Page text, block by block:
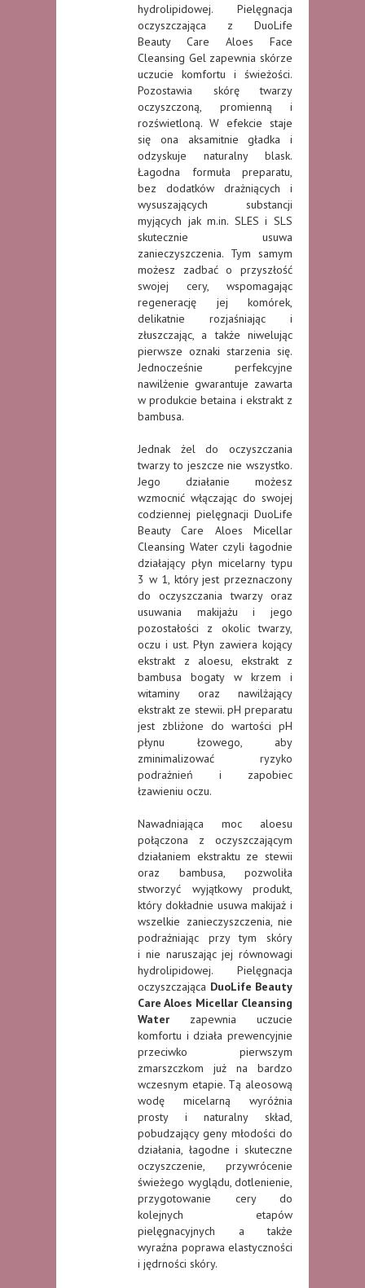
hydrolipidowej. Pielęgnacja
oczyszczająca z DuoLife
Beauty Care Aloes Face
Cleansing Gel zapewnia skórze
uczucie komfortu i świeżości.
Pozostawia skórę twarzy
oczyszczoną, promienną i
rozświetloną. W efekcie staje
się ona aksamitnie gładka i
odzyskuje naturalny blask.
Łagodna formuła preparatu,
bez dodatków drażniących i
wysuszających substancji
myjących jak m.in. SLES i SLS
skutecznie usuwa
zanieczyszczenia. Tym samym
możesz zadbać o przyszłość
swojej cery, wspomagając
regenerację jej komórek,
delikatnie rozjaśniając i
złuszczając, a także niwelując
pierwsze oznaki starzenia się.
Jednocześnie perfekcyjne
nawilżenie gwarantuje zawarta
w produkcie betaina i ekstrakt z
bambusa.
Jednak żel do oczyszczania
twarzy to jeszcze nie wszystko.
Jego działanie możesz
wzmocnić włączając do swojej
codziennej pielęgnacji DuoLife
Beauty Care Aloes Micellar
Cleansing Water czyli łagodnie
działający płyn micelarny typu
3 w 1, który jest przeznaczony
do oczyszczania twarzy oraz
usuwania makijażu i jego
pozostałości z okolic twarzy,
oczu i ust. Płyn zawiera kojący
ekstrakt z aloesu, ekstrakt z
bambusa bogaty w krzem i
witaminy oraz nawilżający
ekstrakt ze stewii. pH preparatu
jest zbliżone do wartości pH
płynu łzowego, aby
zminimalizować ryzyko
podrażnień i zapobiec
łzawieniu oczu.
Nawadniająca moc aloesu
połączona z oczyszczającym
działaniem ekstraktu ze stewii
oraz bambusa, pozwoliła
stworzyć wyjątkowy produkt,
który dokładnie usuwa makijaż i
wszelkie zanieczyszczenia, nie
podrażniając przy tym skóry
i nie naruszając jej równowagi
hydrolipidowej. Pielęgnacja
oczyszczająca DuoLife Beauty
Care Aloes Micellar Cleansing
Water zapewnia uczucie
komfortu i działa prewencyjnie
przeciwko pierwszym
zmarszczkom już na bardzo
wczesnym etapie. Tą aleosową
wodę micelarną wyróżnia
prosty i naturalny skład,
pobudzający geny młodości do
działania, łagodne i skuteczne
oczyszczenie, przywrócenie
świeżego wyglądu, dotlenienie,
przygotowanie cery do
kolejnych etapów
pielęgnacyjnych a także
wyraźna poprawa elastyczności
i jędrności skóry.